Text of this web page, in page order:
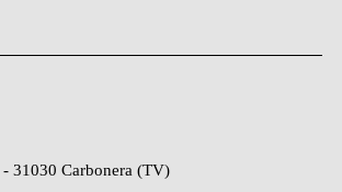
31030 Carbonera (TV)